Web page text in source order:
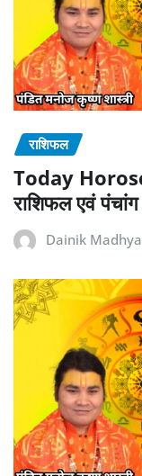
राशिफल
Today
राशिफल एवं पंचांग
Dainik